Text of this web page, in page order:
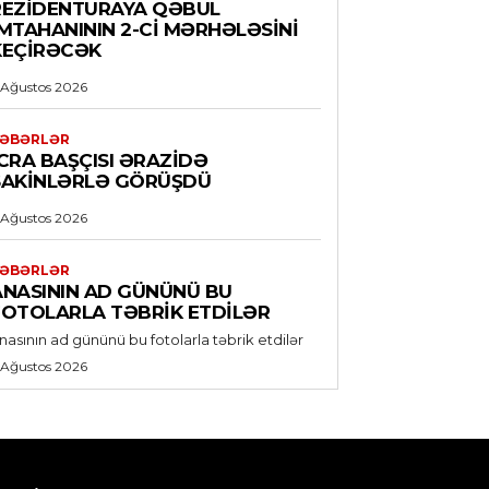
QƏBUL
2-CI MƏRHƏLƏSINI
2026
BAŞÇISI ƏRAZIDƏ
GÖRÜŞDÜ
2026
AD GÜNÜNÜ BU
TƏBRIK ETDILƏR
ad gününü bu fotolarla təbrik etdilər
2026